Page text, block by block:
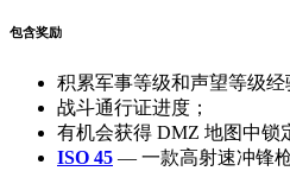
包含奖励
积累军事等级和声望等级经
战斗通行证进度；
有机会获得 DMZ 地图中锁
ISO 45 — 一款高射速冲锋